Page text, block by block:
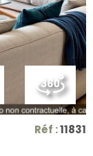
Réf :11831